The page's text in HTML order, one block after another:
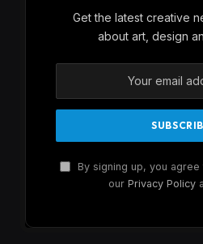
Get the latest creative
about art, design
By signing up, you
our Privacy Policy